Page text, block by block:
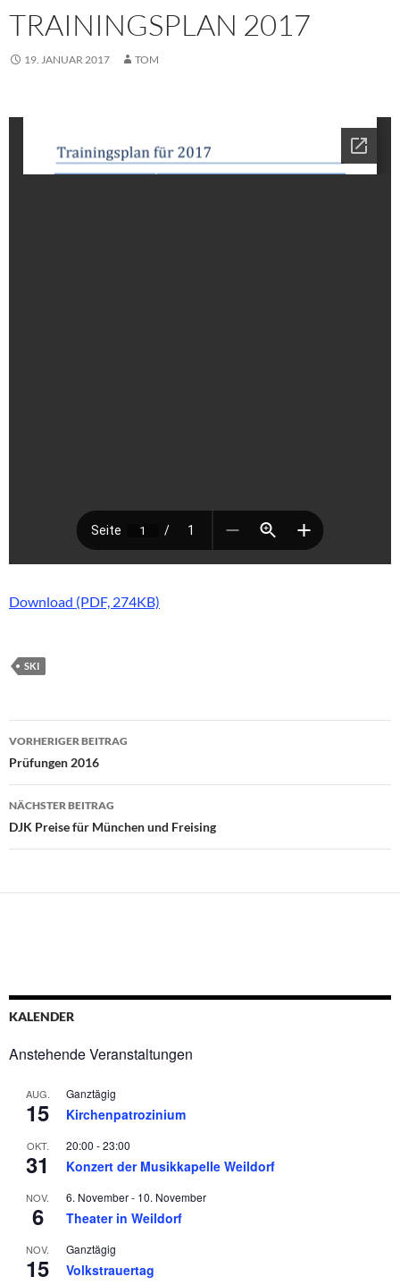
TRAININGSPLAN 2017
19. JANUAR 2017 TOM
Download (PDF, 274KB)
SKI
Beitragsnavigation
VORHERIGER BEITRAG
Prüfungen 2016
NÄCHSTER BEITRAG
DJK Preise für München und Freising
KALENDER
Anstehende Veranstaltungen
AUG.
15
Ganztägig
Kirchenpatrozinium
OKT.
31
20:00 -23:00
Konzert der Musikkapelle Weildorf
NOV.
6
6. November- 10. November
Theater in Weildorf
NOV.
15
Ganztägig
Volkstrauertag